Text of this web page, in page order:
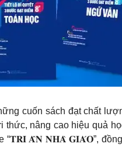
cuốn sách đạt chất
thức, nâng cao hiệu quả
“𝐓𝐑𝐈 𝐀̂𝐍 𝐍𝐇𝐀̀ 𝐆𝐈𝐀́𝐎”,